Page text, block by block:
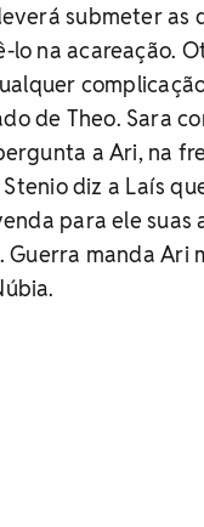
submeter as
na acareação.
de Theo. Sara
a Ari, na
diz a Laís
para ele suas
manda Ari